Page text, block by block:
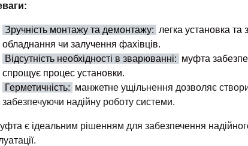
Зручність монтажу та демонтажу: легка установка та
обладнання чи залучення фахівців.
Відсутність необхідності в зварюванні: муфта
спрощує процес установки.
Герметичність: манжетне ущільнення дозволяє
забезпечуючи надійну роботу системи.
є ідеальним рішенням для забезпечення